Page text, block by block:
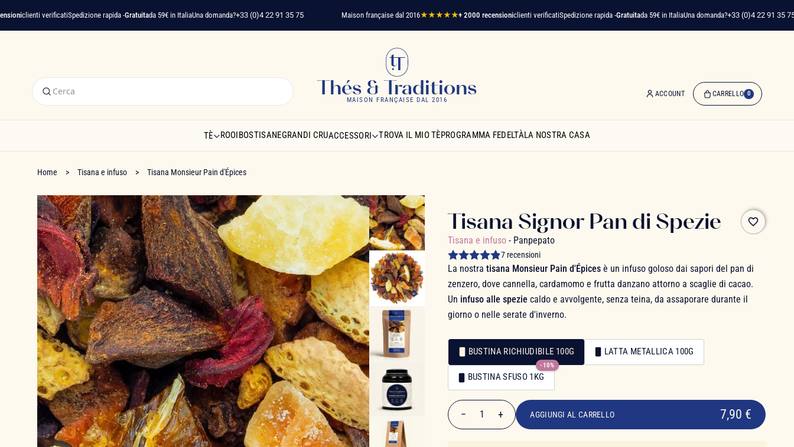
clienti verificatiSpedizione rapida -Gratuitada 59€ in Italia Una domanda?+33 (0)4 22 91 35 75 Maison française dal 2016★★★★★+ 2000 recensioniclienti verificatiSpedizione rapida -Gratuitada 59€ in Italia Una domanda?+33 (0)4 22 91 35 75
Thés & Traditions
MAISON FRANÇAISE DAL 2016
ACCOUNT CARRELLO 0
TÈ ROOIBOSTISANEGRANDI CRUACCESSORI TROVA IL MIO TÈPROGRAMMA FEDELTÀLA NOSTRA CASA
Home Tisana e infuso Tisana Monsieur Pain d'Épices
favorite_border
Tisana Signor Pan di Spezie
Tisana e infuso- Panpepato
7 recensioni
La nostratisana Monsieur Pain d'Épices è un infuso goloso dai sapori del pan di
zenzero, dove cannella, cardamomo e frutta danzano attorno a scaglie di cacao.
Un infuso alle spezie caldo e avvolgente, senza teina, da assaporare durante il
giorno o nelle serate d'inverno.
Confezionamento
Confezionamento
BUSTINA RICHIUDIBILE 100G LATTA METALLICA 100G
BUSTINA SFUSO 1KG
-10%
7,90 €
− 1 + AGGIUNGI AL CARRELLO 7,90 €